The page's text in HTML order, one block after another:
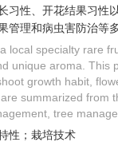
习性、开花结果习性
管理和病虫害防治等
local specialty rare
unique aroma. This
growth habit,
summarized from
tree
性；栽培技术